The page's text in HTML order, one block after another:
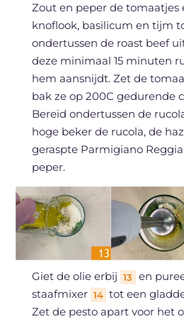
Zout en peper de tomaatjes
knoflook, basilicum en tijm
ondertussen de roast beef
deze minimaal 15 minuten
hem aansnijdt. Zet de
bak ze op 200C gedurende
Bereid ondertussen de
hoge beker de rucola, de
geraspte Parmigiano
peper.
Giet de olie erbij 13
en
staafmixer 14 tot een
Zet de pesto apart voor het